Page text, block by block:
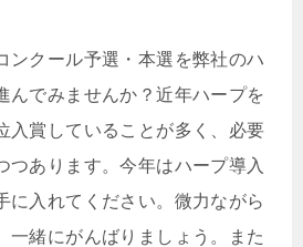
ンクール予選・本選を弊社のハ
んでみませんか？近年ハープを
入賞していることが多く、必要
つあります。今年はハープ導入
に入れてください。微力ながら
一緒にがんばりましょう。また